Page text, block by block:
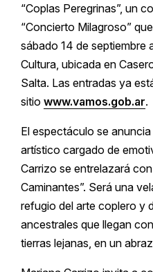
“Coplas Peregrinas”, un
“Concierto Milagroso”
sábado 14 de septiembre
Cultura, ubicada en
Salta. Las entradas ya
sitio www.vamos.gob.ar.
El espectáculo se
artístico cargado de
Carrizo se entrelazará
Caminantes”. Será una
refugio del arte coplero y
ancestrales que llegan
tierras lejanas, en un